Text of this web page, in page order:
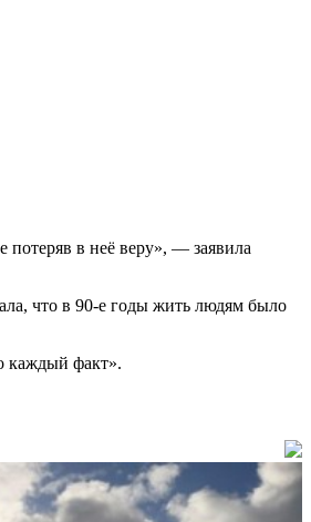
в неё веру», — заявила
что в 90-е годы жить людям было
каждый факт».